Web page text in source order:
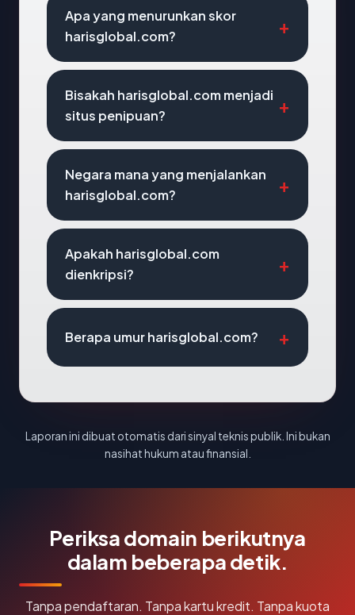
Apa yang menurunkan skor
harisglobal.com?
Bisakah harisglobal.com menjadi
situs penipuan?
Negara mana yang menjalankan
harisglobal.com?
Apakah harisglobal.com
dienkripsi?
Berapa umur harisglobal.com?
Laporan ini dibuat otomatis dari sinyal teknis publik. Ini bukan
nasihat hukum atau finansial.
Periksa domain berikutnya
dalam beberapa detik.
Tanpa pendaftaran. Tanpa kartu kredit. Tanpa kuota